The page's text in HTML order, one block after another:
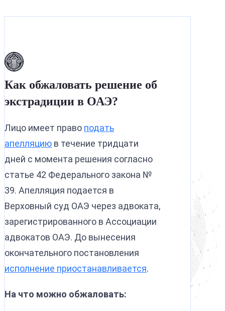
Как обжаловать решение об
экстрадиции в ОАЭ?
Лицо имеет право подать
апелляцию в течение тридцати
дней с момента решения согласно
статье 42 Федерального закона №
39. Апелляция подается в
Верховный суд ОАЭ через адвоката,
зарегистрированного в Ассоциации
адвокатов ОАЭ. До вынесения
окончательного постановления
исполнение приостанавливается.
На что можно обжаловать: